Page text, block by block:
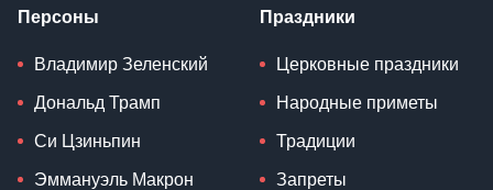
Персоны
Владимир Зеленский
Дональд Трамп
Си Цзиньпин
Эммануэль Макрон
Праздники
Церковные праздники
Народные приметы
Традиции
Запреты